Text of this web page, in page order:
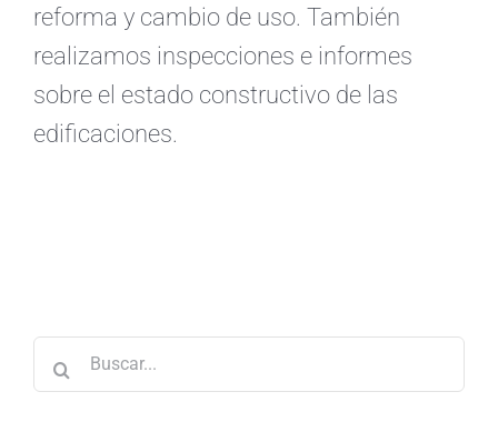
reforma y cambio de uso. También
realizamos inspecciones e informes
sobre el estado constructivo de las
edificaciones.
Buscar: